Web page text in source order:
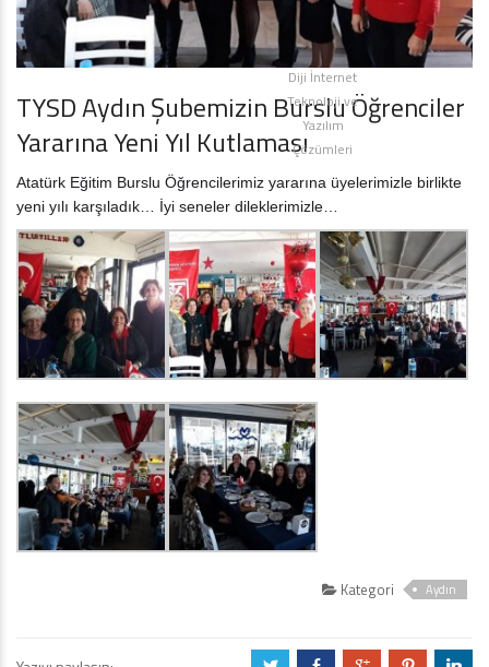
TYSD Aydın Şubemizin Burslu Öğrenciler
Yararına Yeni Yıl Kutlaması
Atatürk Eğitim Burslu Öğrencilerimiz yararına üyelerimizle birlikte
yeni yılı karşıladık… İyi seneler dileklerimizle…
Kategori Aydın
Diji İnternet
Teknoloji ve
Yazılım
Çözümleri